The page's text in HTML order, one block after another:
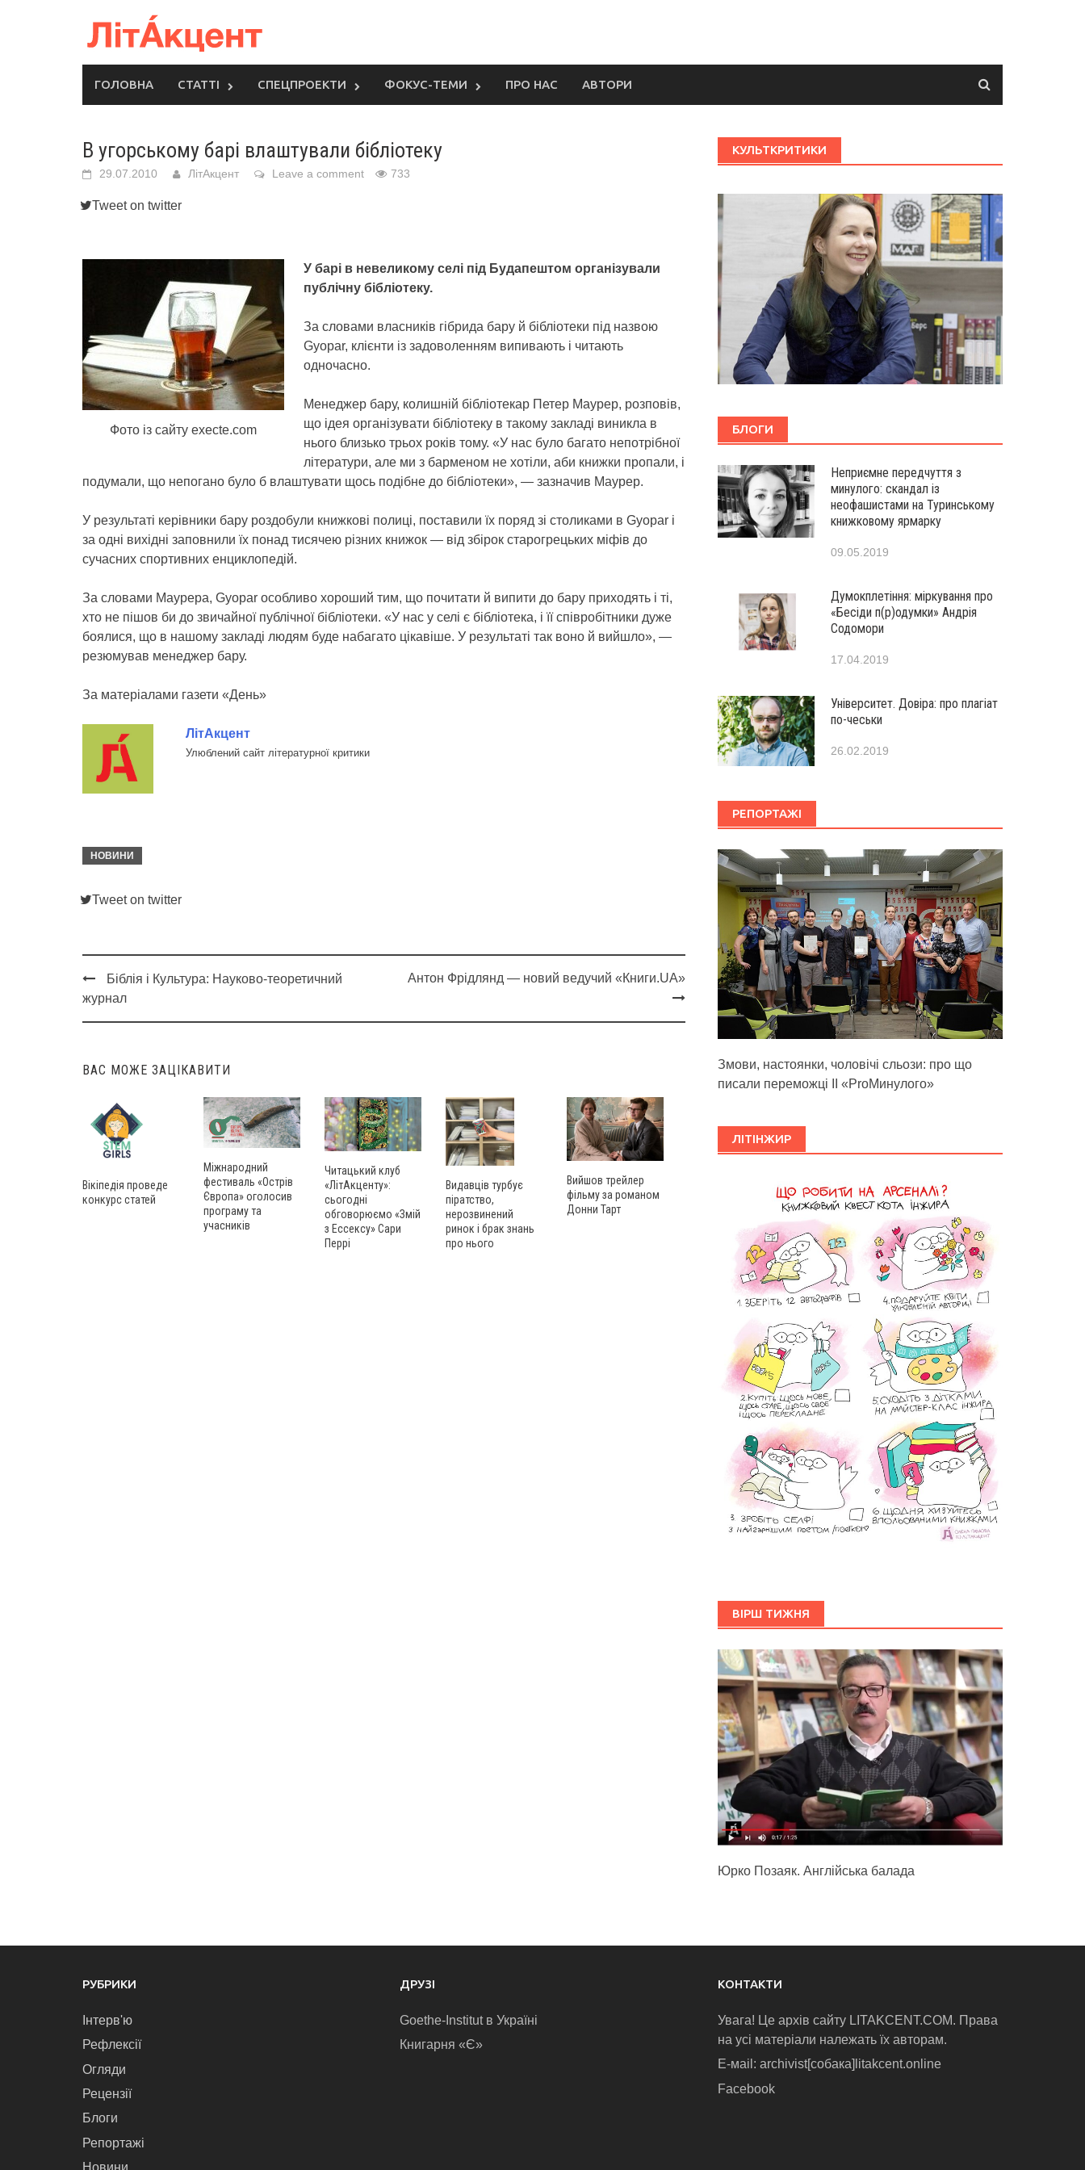
ГОЛОВНА СТАТТІ СПЕЦПРОЕКТИ ФОКУС-ТЕМИ ПРО НАС АВТОРИ
В угорському барі влаштували бібліотеку
29.07.2010 ЛітАкцент Leave a comment 733
Tweet on twitter
Фото із сайту execte.com
У барі в невеликому селі під Будапештом організували
публічну бібліотеку.
За словами власників гібрида бару й бібліотеки під назвою
Gyopar, клієнти із задоволенням випивають і читають
одночасно.
Менеджер бару, колишній бібліотекар Петер Маурер, розповів,
що ідея організувати бібліотеку в такому закладі виникла в
нього близько трьох років тому. «У нас було багато непотрібної
літератури, але ми з барменом не хотіли, аби книжки пропали, і
подумали, що непогано було б влаштувати щось подібне до бібліотеки», — зазначив Маурер.
У результаті керівники бару роздобули книжкові полиці, поставили їх поряд зі столиками в Gyopar і
за одні вихідні заповнили їх понад тисячею різних книжок — від збірок старогрецьких міфів до
сучасних спортивних енциклопедій.
За словами Маурера, Gyopar особливо хороший тим, що почитати й випити до бару приходять і ті,
хто не пішов би до звичайної публічної бібліотеки. «У нас у селі є бібліотека, і її співробітники дуже
боялися, що в нашому закладі людям буде набагато цікавіше. У результаті так воно й вийшло», —
резюмував менеджер бару.
За матеріалами газети «День»
ЛітАкцент
Улюблений сайт літературної критики
НОВИНИ
Tweet on twitter
Post
navigation
Біблія і Культура: Науково-теоретичний
журнал
Антон Фрідлянд — новий ведучий «Книги.UA»
ВАС МОЖЕ ЗАЦІКАВИТИ
Вікіпедія проведе
конкурс статей
Міжнародний
фестиваль «Острів
Європа» оголосив
програму та
учасників
Читацький клуб
«ЛітАкценту»:
сьогодні
обговорюємо «Змій
з Ессексу» Сари
Перрі
Видавців турбує
піратство,
нерозвинений
ринок і брак знань
про нього
Вийшов трейлер
фільму за романом
Донни Тарт
КУЛЬТКРИТИКИ
БЛОГИ
Неприємне передчуття з
минулого: скандал із
неофашистами на Туринському
книжковому ярмарку
09.05.2019
Думокплетіння: міркування про
«Бесіди п(р)одумки» Андрія
Содомори
17.04.2019
Університет. Довіра: про плагіат
по-чеськи
26.02.2019
РЕПОРТАЖІ
Змови, настоянки, чоловічі сльози: про що
писали переможці ІІ «ProМинулого»
ЛІТІНЖИР
ВІРШ ТИЖНЯ
Юрко Позаяк. Англійська балада
РУБРИКИ
Інтерв'ю
Рефлексії
Огляди
Рецензії
Блоги
Репортажі
Новини
ДРУЗІ
Goethe-Institut в Україні
Книгарня «Є»
КОНТАКТИ
Увага! Це архів сайту LITAKCENT.COM. Права
на усі матеріали належать їх авторам.
E-маіl: archivist[собака]litakcent.online
Facebook